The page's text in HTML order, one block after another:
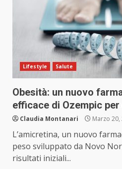
Lifestyle Salute
Obesità: un nuovo
efficace di Ozempic
Claudia Montanari Marzo 20,
L’amicretina, un nuovo
peso sviluppato da Novo
risultati iniziali...